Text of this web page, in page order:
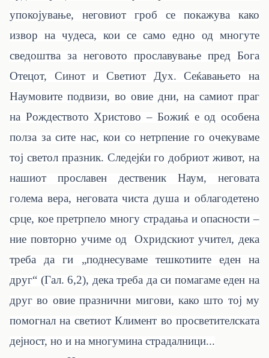
упокојување, неговиот гроб се покажува како
извор на чудеса, кои се само едно од многуте
сведоштва за неговото прославување пред Бога
Отецот, Синот и Светиот Дух. Сеќавањето на
Наумовите подвизи, во овие дни, на самиот праг
на Рождеството Христово – Божиќ е од особена
полза за сите нас, кои со нетрпение го очекуваме
тој светол празник. Следејќи го добриот живот, на
нашиот прославен дественик Наум, неговата
голема вера, неговата чиста душа и облагодетено
срце, кое претрпело многу страдања и опасности –
ние повторно учиме од Охридскиот учител, дека
треба да ги „поднесуваме тешкотиите еден на
друг“ (Гал. 6,2), дека треба да си помагаме еден на
друг во овие празнични мигови, како што тој му
помогнал на светиот Климент во просветителската
дејност, но и на многумина страдалници...